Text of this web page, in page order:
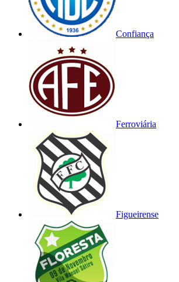
Confiança
Ferroviária
Figueirense